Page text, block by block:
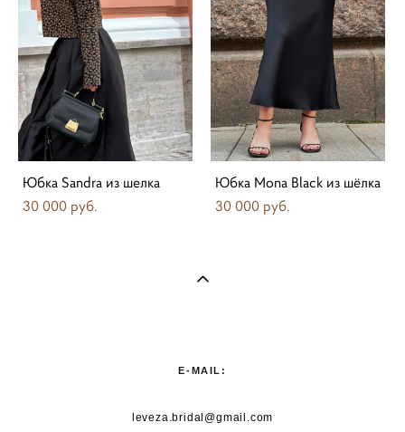
Юбка Sandra из шелка
30 000 pуб.
Юбка Mona Black из шёлка
30 000 pуб.
E-MAIL:
leveza.bridal@gmail.com